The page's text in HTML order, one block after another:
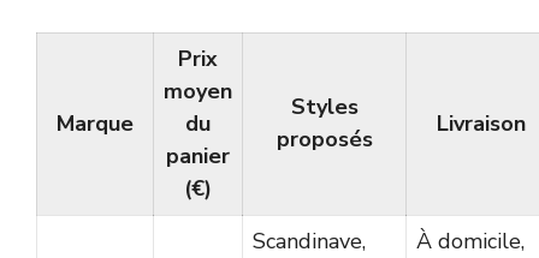
Marque
Prix
moyen
du
panier
(€)
Styles
proposés
Livraison
Scandinave,
À domicile,